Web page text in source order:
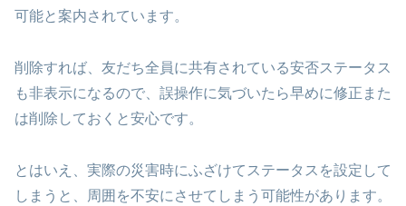
可能と案内されています。
削除すれば、友だち全員に共有されている安否ステータス
も非表示になるので、誤操作に気づいたら早めに修正また
は削除しておくと安心です。
とはいえ、実際の災害時にふざけてステータスを設定して
しまうと、周囲を不安にさせてしまう可能性があります。